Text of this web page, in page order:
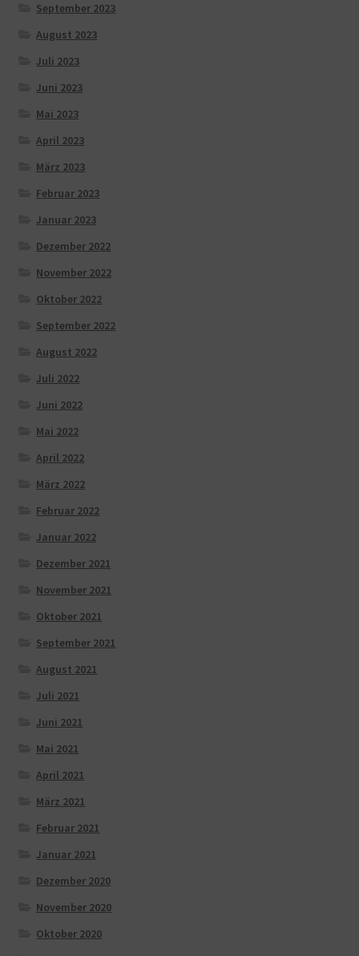
September 2023
August 2023
Juli 2023
Juni 2023
Mai 2023
April 2023
März 2023
Februar 2023
Januar 2023
Dezember 2022
November 2022
Oktober 2022
September 2022
August 2022
Juli 2022
Juni 2022
Mai 2022
April 2022
März 2022
Februar 2022
Januar 2022
Dezember 2021
November 2021
Oktober 2021
September 2021
August 2021
Juli 2021
Juni 2021
Mai 2021
April 2021
März 2021
Februar 2021
Januar 2021
Dezember 2020
November 2020
Oktober 2020